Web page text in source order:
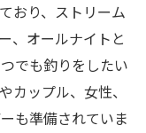
おり、ストリーム
、オールナイトと
でも釣りをしたい
カップル、女性、
も準備されていま